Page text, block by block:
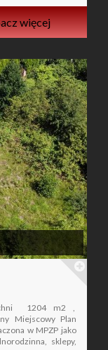
więcej
1204 m2 ,
Miejscowy Plan
w MPZP jako
sklepy,